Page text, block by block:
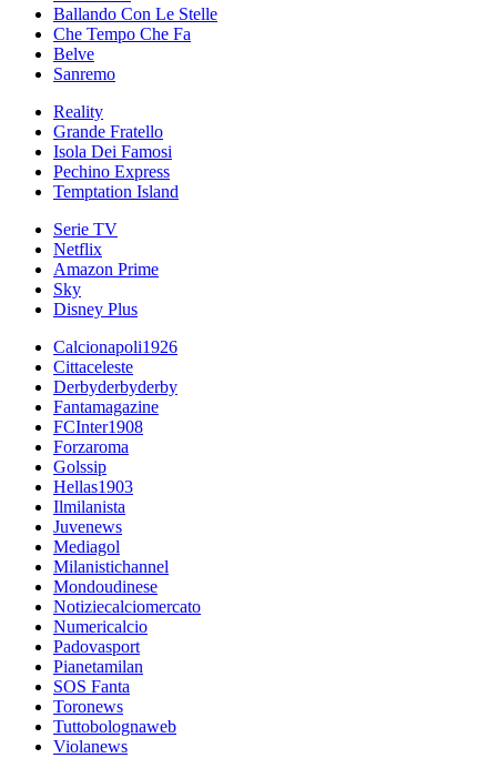
Ballando Con Le Stelle
Che Tempo Che Fa
Belve
Sanremo
Reality
Grande Fratello
Isola Dei Famosi
Pechino Express
Temptation Island
Serie TV
Netflix
Amazon Prime
Sky
Disney Plus
Calcionapoli1926
Cittaceleste
Derbyderbyderby
Fantamagazine
FCInter1908
Forzaroma
Golssip
Hellas1903
Ilmilanista
Juvenews
Mediagol
Milanistichannel
Mondoudinese
Notiziecalciomercato
Numericalcio
Padovasport
Pianetamilan
SOS Fanta
Toronews
Tuttobolognaweb
Violanews